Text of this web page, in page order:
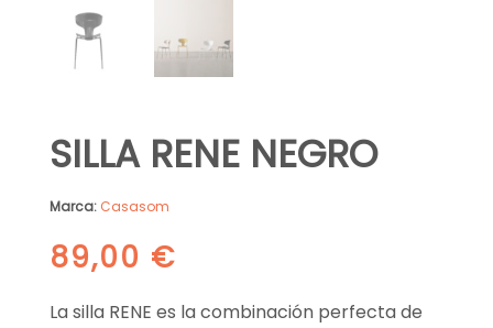
SILLA RENE NEGRO
Marca: Casasom
89,00 €
La silla RENE es la combinación perfecta de